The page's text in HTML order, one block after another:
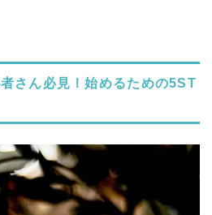
さん必見！始めるための5ST